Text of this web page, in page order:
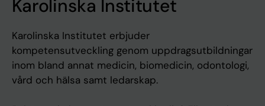
Karolinska Institutet
Karolinska Institutet erbjuder
kompetensutveckling genom uppdragsutbildningar
inom bland annat medicin, biomedicin, odontologi,
vård och hälsa samt ledarskap.